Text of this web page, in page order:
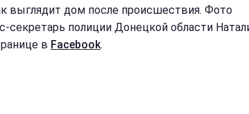
выглядит дом после происшествия. Фото
секретарь полиции Донецкой области
в Facebook.